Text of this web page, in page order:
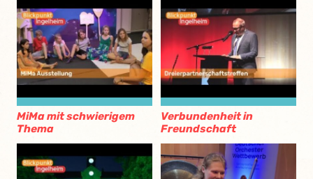
MiMa mit schwierigem
Thema
Verbundenheit in
Freundschaft